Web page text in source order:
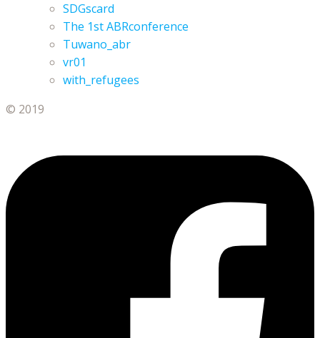
SDGscard
The 1st ABRconference
Tuwano_abr
vr01
with_refugees
© 2019